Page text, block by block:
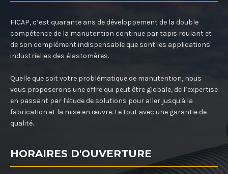
FICAP, c’est quarante ans de développement de la double
compétence de la manutention continue par tapis roulant et
de son complément indispensable que sont les applications
industrielles des élastomères.
Quelle que soit votre problématique de manutention, nous
vous proposerons une offre qui peut être globale, de l’expertise
en passant par l'étude de solutions pour aller jusqu'à la
fabrication et la mise en œuvre. Le tout avec une garantie de
qualité.
HORAIRES D'OUVERTURE